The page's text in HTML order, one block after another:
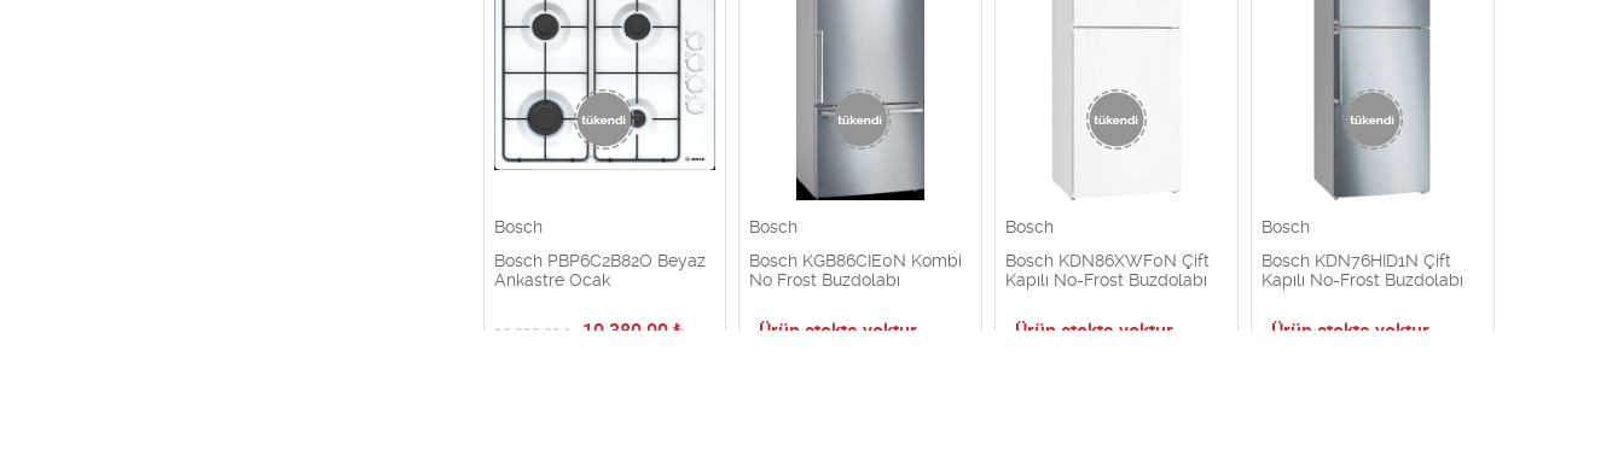
Bosch
Bosch PBP6C2B82O Beyaz
Ankastre Ocak
10.899,00 ₺ 10.380,00₺
Bosch
Bosch KGB86CIE0N Kombi
No Frost Buzdolabı
Ürün stokta yoktur
Bosch
Bosch KDN86XWF0N Çift
Kapılı No-Frost Buzdolabı
Ürün stokta yoktur
Bosch
Bosch KDN76HID1N Çift
Kapılı No-Frost Buzdolabı
Ürün stokta yoktur